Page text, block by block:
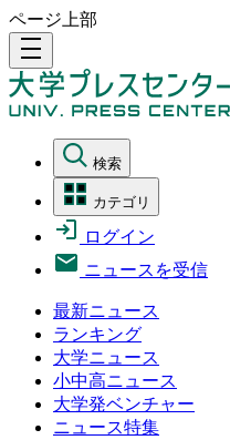
ページ上部
density_medium
検索
カテゴリ
ログイン
ニュースを受信
最新ニュース
ランキング
大学ニュース
小中高ニュース
大学発ベンチャー
ニュース特集